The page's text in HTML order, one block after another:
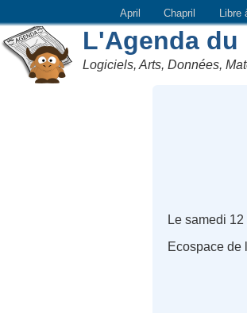
April Chapril Libre
L'Agenda du
Logiciels, Arts, Données,
Le samedi
Ecospace de